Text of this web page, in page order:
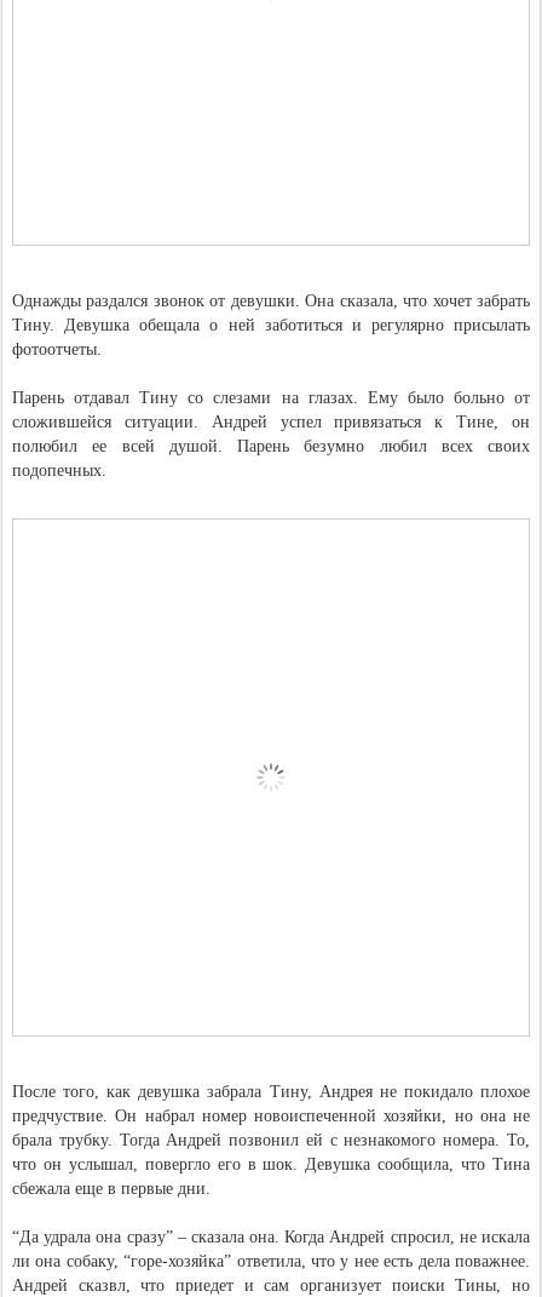
Однажды раздался звонок от девушки. Она сказала, что хочет забрать
Тину. Девушка обещала о ней заботиться и регулярно присылать
фотоотчеты.
Парень отдавал Тину со слезами на глазах. Ему было больно от
сложившейся ситуации. Андрей успел привязаться к Тине, он
полюбил ее всей душой. Парень безумно любил всех своих
подопечных.
После того, как девушка забрала Тину, Андрея не покидало плохое
предчуствие. Он набрал номер новоиспеченной хозяйки, но она не
брала трубку. Тогда Андрей позвонил ей с незнакомого номера. То,
что он услышал, повергло его в шок. Девушка сообщила, что Тина
сбежала еще в первые дни.
“Да удрала она сразу” – сказала она. Когда Андрей спросил, не искала
ли она собаку, “горе-хозяйка” ответила, что у нее есть дела поважнее.
Андрей сказвл, что приедет и сам организует поиски Тины, но